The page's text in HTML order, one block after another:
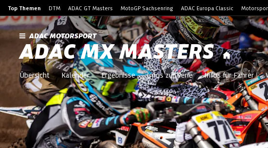
Top Themen DTM ADAC GT Masters MotoGP Sachsenring ADAC Europa Classic
ADAC MOTORSPORT
ADAC MX MASTERS
Übersicht Kalender Ergebnisse Infos zur Serie Infos für Fahrer